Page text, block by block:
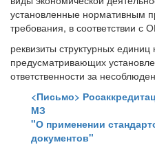
установленные нормативным
требования, в соответствии с
реквизиты структурных
предусматривающих
ответственности за
<Письмо>
МЗ
"О применении
документов"